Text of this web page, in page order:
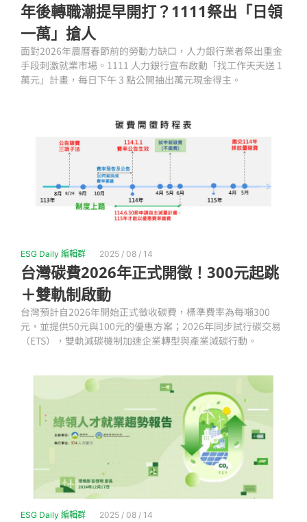
年後轉職潮提早開打？1111祭出「日領
一萬」搶人
面對2026年農曆春節前的勞動力缺口，人力銀行業者祭出重金
手段刺激就業市場。1111 人力銀行宣布啟動「找工作天天送 1
萬元」計畫，每日下午 3 點公開抽出萬元現金得主。
ESG Daily 編輯群 2025 / 08 / 14
台灣碳費2026年正式開徵！300元起跳
＋雙軌制啟動
台灣預計自2026年開始正式徵收碳費，標準費率為每噸300
元，並提供50元與100元的優惠方案；2026年同步試行碳交易
（ETS），雙軌減碳機制加速企業轉型與產業減碳行動。
ESG Daily 編輯群 2025 / 08 / 14